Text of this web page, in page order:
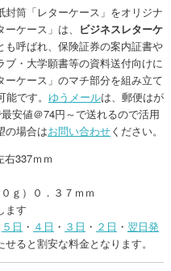
筒「レターケース」をオリジナ
ケース」は、
ビジネスレターケ
も呼ばれ、保険証券の案内証書や
・大学願書等の資料送付向けに
ケース」のマチ部分を組み立て
です。 ゆうメールは、郵便はが
安値＠74円～で送れるので活用
の場合はお問い合わせください。
337ｍｍ
ｇ）０．３７ｍｍ
ます
５日 ・ ４日 ・ ３日 ・ ２日 ・ 翌日発
ると割安な料金となります。